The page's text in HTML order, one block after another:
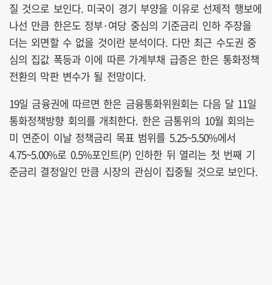
질 것으로 보인다. 미국이 경기 부양을 이유로 선제적 행보에
나선 만큼 한은도 정부·여당 중심의 기준금리 인하 주장을
더는 외면할 수 없을 것이란 분석이다. 다만 최근 수도권 중
심의 집값 폭등과 이에 따른 가계부채 급증은 한은 통화정책
전환의 막판 변수가 될 전망이다.
19일 금융권에 따르면 한은 금융통화위원회는 다음 달 11일
통화정책방향 회의를 개최한다. 한은 금통위의 10월 회의는
미 연준이 이날 정책금리 목표 범위를 5.25~5.50%에서
4.75~5.00%로 0.5%포인트(P) 인하한 뒤 열리는 첫 번째 기
준금리 결정일인 만큼 시장의 관심이 집중될 것으로 보인다.